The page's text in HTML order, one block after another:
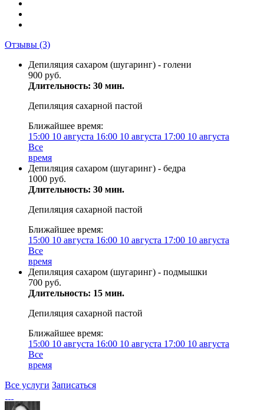
Отзывы (3)
Депиляция сахаром (шугаринг) - голени
900 руб.
Длительность: 30 мин.
Депиляция сахарной пастой
Ближайшее время:
15:00 10 августа 16:00 10 августа 17:00 10 августа
Все
время
Депиляция сахаром (шугаринг) - бедра
1000 руб.
Длительность: 30 мин.
Депиляция сахарной пастой
Ближайшее время:
15:00 10 августа 16:00 10 августа 17:00 10 августа
Все
время
Депиляция сахаром (шугаринг) - подмышки
700 руб.
Длительность: 15 мин.
Депиляция сахарной пастой
Ближайшее время:
15:00 10 августа 16:00 10 августа 17:00 10 августа
Все
время
Все услуги Записаться